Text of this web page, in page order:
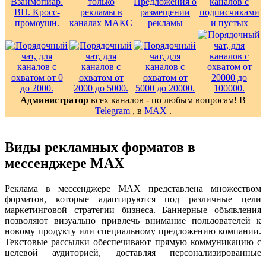
Администратор всех каналов - по любым вопросам! В
Telegram , в MAX .
Виды рекламных форматов в
мессенджере MAX
Реклама в мессенджере MAX представлена множеством
форматов, которые адаптируются под различные цели
маркетинговой стратегии бизнеса. Баннерные объявления
позволяют визуально привлечь внимание пользователей к
новому продукту или специальному предложению компании.
Текстовые рассылки обеспечивают прямую коммуникацию с
целевой аудиторией, доставляя персонализированные